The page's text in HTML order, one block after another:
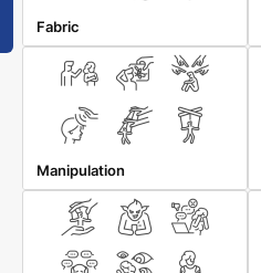
Fabric
Manipulation